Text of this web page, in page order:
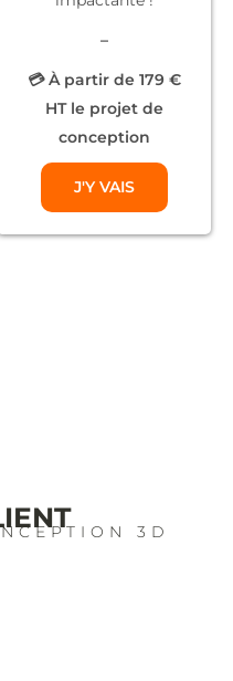
–
💳 À partir de 179 €
HT le projet de
conception
J'Y VAIS
3D